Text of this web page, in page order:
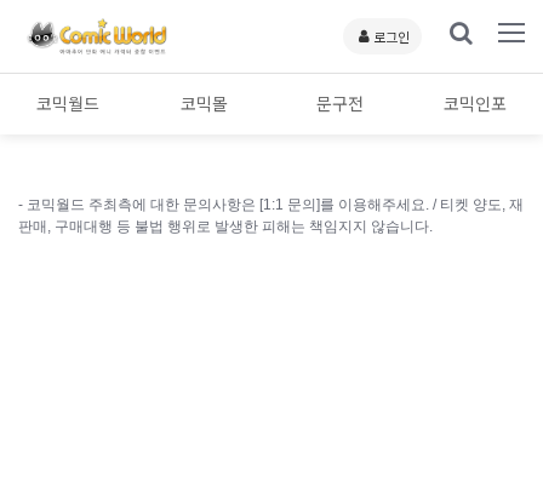
로그인
코믹월드 코믹몰 문구전 코믹인포
- 코믹월드 주최측에 대한 문의사항은 [1:1 문의]를 이용해주세요. / 티켓 양도, 재
판매, 구매대행 등 불법 행위로 발생한 피해는 책임지지 않습니다.